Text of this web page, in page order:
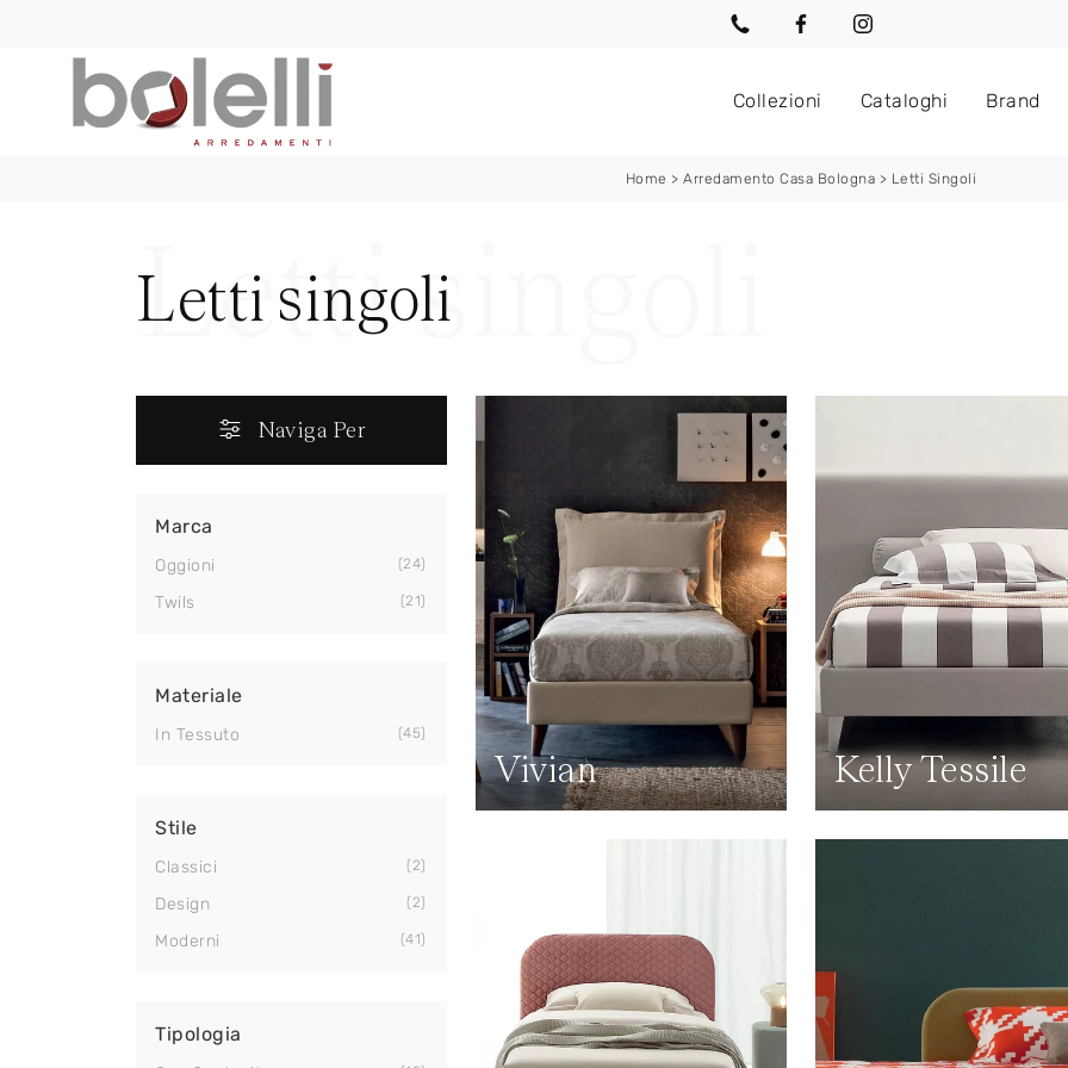
Collezioni Cataloghi Brand
Home >Arredamento Casa Bologna > Letti Singoli
Letti singoli
Naviga Per
Marca
Oggioni 24
Twils 21
Materiale
In Tessuto 45
Stile
Classici 2
Design 2
Moderni 41
Tipologia
Vivian Kelly Tessile